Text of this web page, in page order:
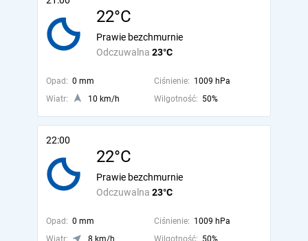
22°C
Odczuwalna 23°C
Prawie bezchmurnie
Opad: 0 mm Ciśnienie: 1009 hPa
Wiatr:
10 km/h Wilgotność: 50%
22:00
22°C
Odczuwalna 23°C
Prawie bezchmurnie
Opad: 0 mm Ciśnienie: 1009 hPa
Wiatr:
8 km/h Wilgotność: 50%